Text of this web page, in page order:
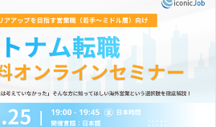
ICONIC GROUP. All rights reserved.